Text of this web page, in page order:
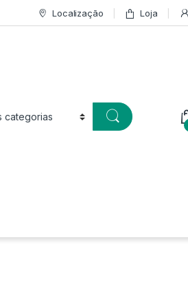
Localização Loja